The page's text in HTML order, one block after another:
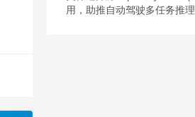
用，助推自动驾驶多任务推理